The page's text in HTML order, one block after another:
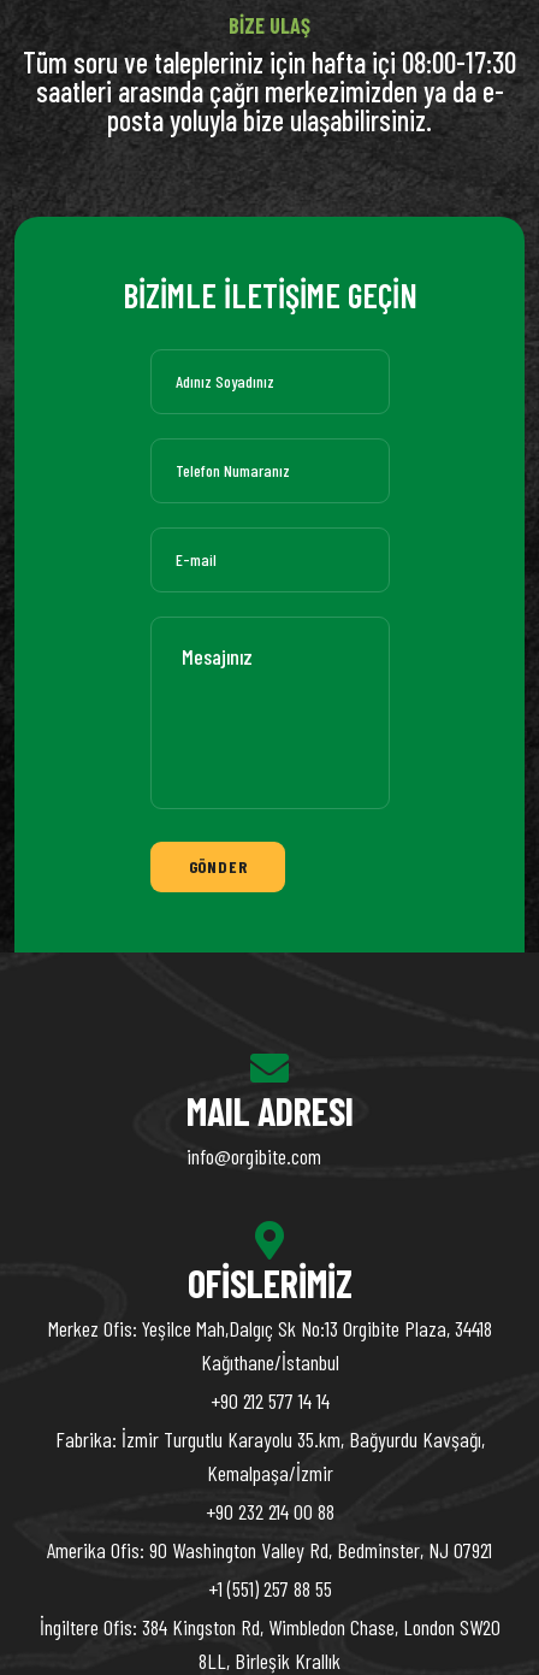
BIZE ULAŞ
Tüm soru ve talepleriniz için hafta içi 08:00-17:30
saatleri arasında çağrı merkezimizden ya da e-
posta yoluyla bize ulaşabilirsiniz.
BİZİMLE İLETİŞİME GEÇİN
GÖNDER
MAIL ADRESI
info@orgibite.com
OFISLERIMIZ
Merkez Ofis: Yeşilce Mah,Dalgıç Sk No:13 Orgibite Plaza, 34418
Kağıthane/İstanbul
+90 212 577 14 14
Fabrika: İzmir Turgutlu Karayolu 35.km, Bağyurdu Kavşağı,
Kemalpaşa/İzmir
+90 232 214 00 88
Amerika Ofis: 90 Washington Valley Rd, Bedminster, NJ 07921
+1 (551) 257 88 55
İngiltere Ofis: 384 Kingston Rd, Wimbledon Chase, London SW20
8LL, Birleşik Krallık